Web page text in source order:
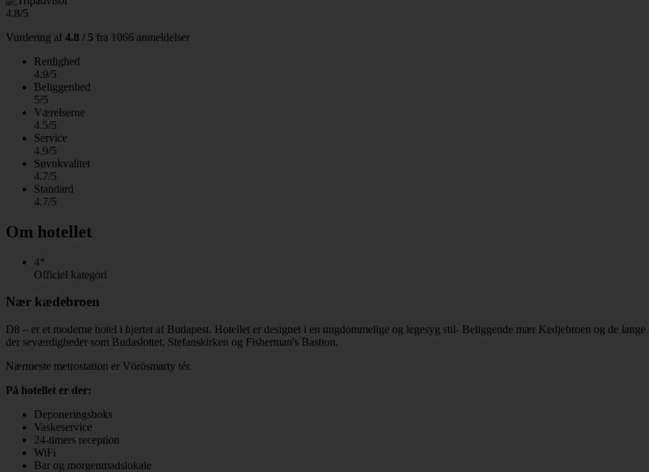
4.8/5
Vurdering af 4.8 / 5 fra 1066 anmeldelser
Renlighed
4.9/5
Beliggenhed
5/5
Værelserne
4.5/5
Service
4.9/5
Søvnkvalitet
4.7/5
Standard
4.7/5
Om hotellet
4*
Officiel kategori
Nær kædebroen
D8 – er et moderne hotel i hjertet af Budapest. Hotellet er designet i en ungdommelige og legesyg stil- Beliggende mær Kedjebroen og de
der seværdigheder som Budaslottet, Stefanskirken og Fisherman's Bastion.
Nærmeste metrostation er Vörösmarty tér.
På hotellet er der:
Deponeringsboks
Vaskeservice
24-timers reception
WiFi
Bar og morgenmadslokale